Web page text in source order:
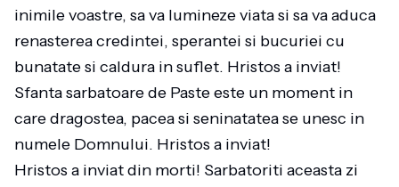
inimile voastre, sa va lumineze viata si sa va aduca
renasterea credintei, sperantei si bucuriei cu
bunatate si caldura in suflet. Hristos a inviat!
Sfanta sarbatoare de Paste este un moment in
care dragostea, pacea si seninatatea se unesc in
numele Domnului. Hristos a inviat!
Hristos a inviat din morti! Sarbatoriti aceasta zi